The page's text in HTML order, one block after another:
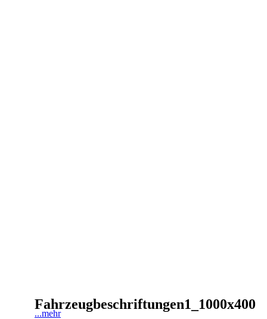
Fahrzeugbeschriftungen1_1000x400
...mehr